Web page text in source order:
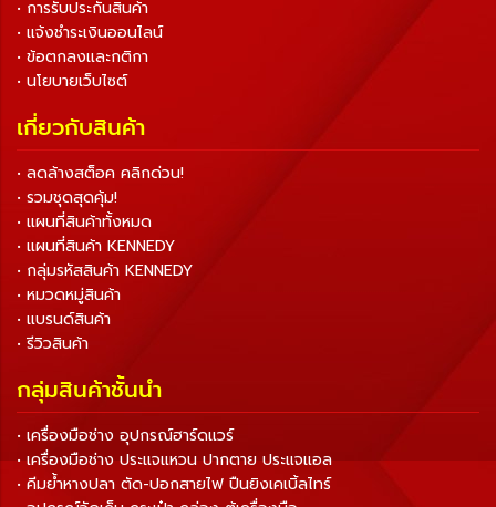
• การรับประกันสินค้า
• แจ้งชำระเงินออนไลน์
• ข้อตกลงและกติกา
• นโยบายเว็บไซต์
เกี่ยวกับสินค้า
• ลดล้างสต็อค คลิกด่วน!
• รวมชุดสุดคุ้ม!
• แผนที่สินค้าทั้งหมด
• แผนที่สินค้า KENNEDY
• กลุ่มรหัสสินค้า KENNEDY
• หมวดหมู่สินค้า
• แบรนด์สินค้า
• รีวิวสินค้า
กลุ่มสินค้าชั้นนำ
• เครื่องมือช่าง อุปกรณ์ฮาร์ดแวร์
• เครื่องมือช่าง ประแจแหวน ปากตาย ประแจแอล
• คีมย้ำหางปลา ตัด-ปอกสายไฟ ปืนยิงเคเบิ้ลไทร์